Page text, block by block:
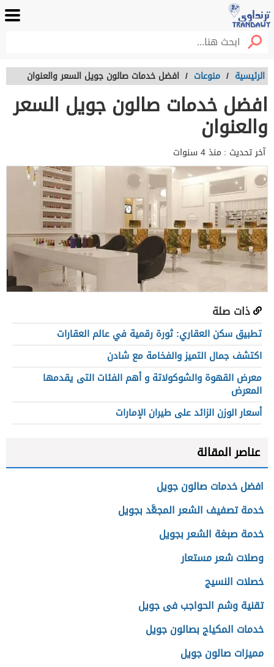
الرئيسية / منوعات / افضل خدمات صالون جويل السعر والعنوان
افضل خدمات صالون جويل السعر
والعنوان
آخر تحديث : منذ 4 سنوات
ذات صلة
تطبيق سكن العقاري: ثورة رقمية في عالم العقارات
اكتشف جمال التميز والفخامة مع شادن​
معرض القهوة والشوكولاتة و أهم الفئات التى يقدمها
المعرض
أسعار الوزن الزائد على طيران الإمارات
عناصر المقالة
افضل خدمات صالون جويل
خدمة تصفيف الشعر المجعَّد بجويل
خدمة صبغة الشعر بجويل
وصلات شعر مستعار
خصلات النسيج
تقنية وشم الحواجب فى جويل
خدمات المكياج بصالون جويل
مميزات صالون جويل